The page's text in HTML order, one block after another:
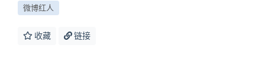
微博红人
收藏 链接